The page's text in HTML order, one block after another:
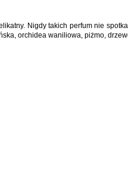
Nigdy takich perfum nie
orchidea waniliowa, piżmo,